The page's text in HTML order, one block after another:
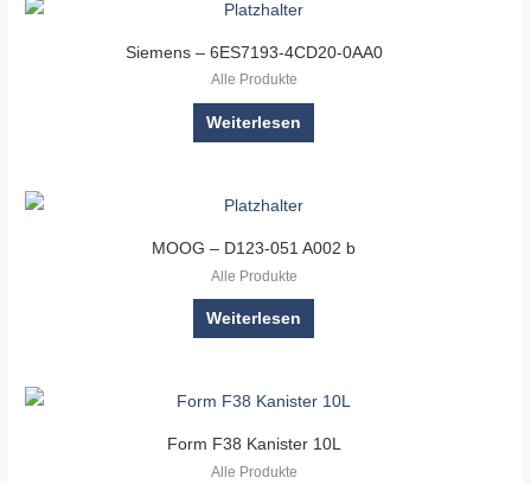
Siemens – 6ES7193-4CD20-0AA0
Alle Produkte
Weiterlesen
MOOG – D123-051 A002 b
Alle Produkte
Weiterlesen
Form F38 Kanister 10L
Alle Produkte